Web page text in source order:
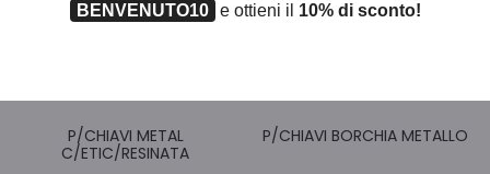
Prodotti correlati
P/CHIAVI METAL
C/ETIC/RESINATA
P/CHIAVI BORCHIA METALLO
BENVENUTO10
e ottieni il 10% di sconto!